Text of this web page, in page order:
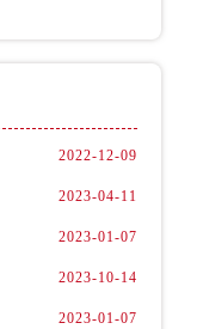
四川省眉山市东坡区三苏路天梭售后服务中心（需提前预约）
2022-12-09
2023-04-11
2023-01-07
2023-10-14
2023-01-07